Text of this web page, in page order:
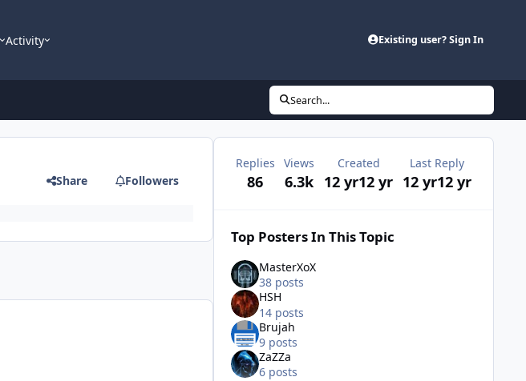
Activity Existing user? Sign In
Search...
Share Followers
Replies
86
Views
6.3k
Created
12 yr12 yr
Last Reply
12 yr12 yr
Top Posters In This Topic
MasterXoX
38 posts
HSH
14 posts
Brujah
9 posts
ZaZZa
6 posts